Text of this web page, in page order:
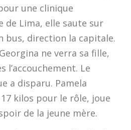
une clinique
Lima, elle saute sur
bus, direction la capitale.
ne verra sa fille,
l’accouchement. Le
a disparu. Pamela
kilos pour le rôle, joue
de la jeune mère.